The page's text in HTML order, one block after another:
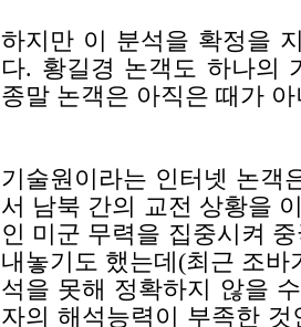
하지만 이 분석을 확정을
다. 황길경 논객도 하나의
종말 논객은 아직은 때가
기술원이라는 인터넷 논객
서 남북 간의 교전 상황을
인 미군 무력을 집중시켜
내놓기도 했는데(최근 조
석을 못해 정확하지 않을
자의 해석능력이 부족한